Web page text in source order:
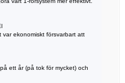
ekonomiskt försvarbart att
ett år (på tok för mycket) och